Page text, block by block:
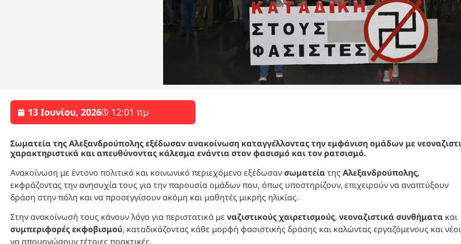
13 Ιουνίου, 2026 12:01 πμ
Σωματεία της Αλεξανδρούπολης εξέδωσαν ανακοίνωση καταγγέλλοντας την εμφάνιση ομάδων με
χαρακτηριστικά και απευθύνοντας κάλεσμα ενάντια στον φασισμό και τον ρατσισμό.
Ανακοίνωση με έντονο πολιτικό και κοινωνικό περιεχόμενο εξέδωσανσωματεία της Αλεξανδρούπολης,
εκφράζοντας την ανησυχία τους για την παρουσία ομάδων που, όπως υποστηρίζουν, επιχειρούν να αναπτύξουν
δράση στην πόλη και να προσεγγίσουν ακόμη και μαθητές μικρής ηλικίας.
Στην ανακοίνωσή τους κάνουν λόγο για περιστατικά με ναζιστικούς χαιρετισμούς, νεοναζιστικά συνθήματα και
συμπεριφορές εκφοβισμού, καταδικάζοντας κάθε μορφή φασιστικής δράσης και καλώντας εργαζόμενους και
να απομονώσουν τέτοιες πρακτικές.